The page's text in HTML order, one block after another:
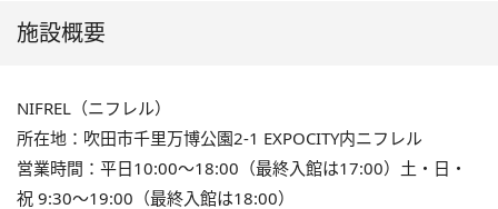
施設概要
NIFREL（ニフレル）
所在地：吹田市千里万博公園2-1 EXPOCITY内ニフレル
営業時間：平日10:00～18:00（最終入館は17:00）土・日・
祝 9:30～19:00（最終入館は18:00）